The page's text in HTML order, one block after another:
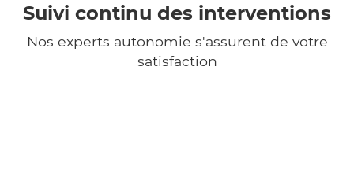
Suivi continu des interventions
Nos experts autonomie s'assurent de votre
satisfaction